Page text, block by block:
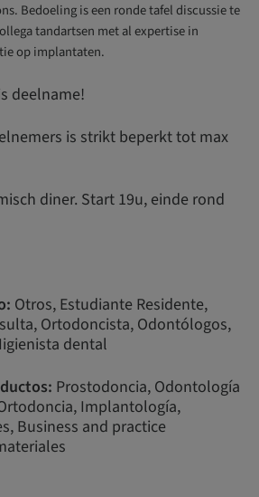
Bedoeling is een ronde tafel discussie te
tandartsen met al expertise in
op implantaten.
deelname!
is strikt beperkt tot max
diner. Start 19u, einde rond
Otros, Estudiante Residente,
Ortodoncista, Odontólogos,
dental
Prostodoncia, Odontología
Implantología,
Business and practice